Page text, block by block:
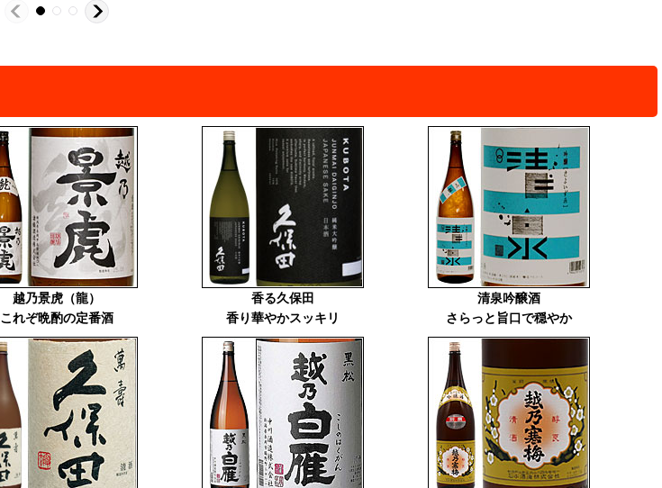
越乃景虎（龍）
これぞ晩酌の定番酒
香る久保田
香り華やかスッキリ
清泉吟醸酒
さらっと旨口で穏やか